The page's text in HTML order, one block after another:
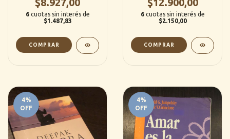
6 cuotas sin interés de
$1.487,83
6 cuotas sin interés de
$2.150,00
4%
OFF
4%
OFF